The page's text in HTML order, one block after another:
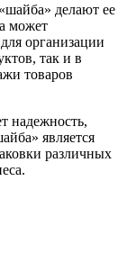
делают ее
может
организации
так и в
товаров
надежность,
является
различных